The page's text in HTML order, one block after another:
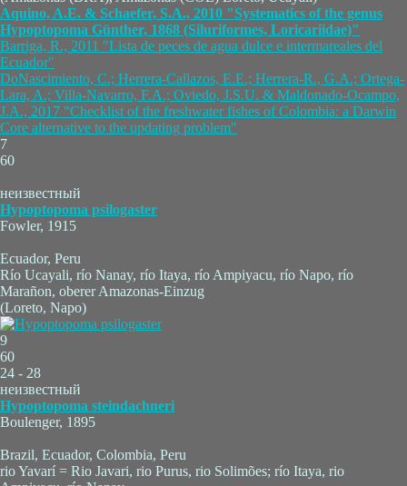
Aquino, A.E. & Schaefer, S.A., 2010 "Systematics of the genus
Hypoptopoma Günther, 1868 (Siluriformes, Loricariidae)"
Barriga, R., 2011 "Lista de peces de agua dulce e intermareales del
Ecuador"
DoNascimiento, C.; Herrera-Callazos, E.E.; Herrera-R., G.A.; Ortega-
Lara, A.; Villa-Navarro, F.A.; Oviedo, J.S.U. & Maldonado-Ocampo,
J.A., 2017 "Checklist of the freshwater fishes of Colombia: a Darwin
Core alternative to the updating problem"
7
60
неизвестный
Hypoptopoma psilogaster
Fowler, 1915
Ecuador, Peru
Río Ucayali, río Nanay, río Itaya, río Ampiyacu, río Napo, río
Marañon, oberer Amazonas-Einzug
(Loreto, Napo)
9
60
24 - 28
неизвестный
Hypoptopoma steindachneri
Boulenger, 1895
Brazil, Ecuador, Colombia, Peru
rio Yavarí = Rio Javari, rio Purus, rio Solimões; río Itaya, rio